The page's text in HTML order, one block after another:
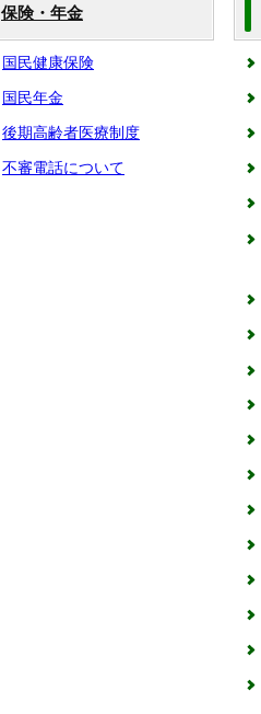
保険・年金
国民健康保険
国民年金
後期高齢者医療制度
不審電話について